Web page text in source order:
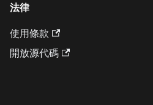
法律
使用條款
開放源代碼